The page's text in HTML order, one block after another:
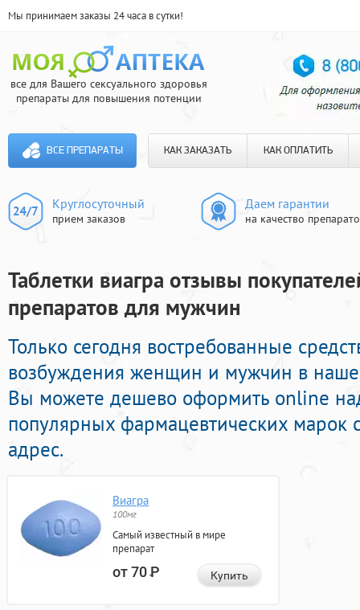
Мы принимаем заказы 24 часа в сутки!
все для Вашего сексуального здоровья
препараты для повышения потенции
ВСЕ ПРЕПАРАТЫ КАК ЗАКАЗАТЬ КАК ОПЛАТИТЬ
Круглосуточный
прием заказов
Даем гарантии
на качество
Таблетки виагра отзывы
препаратов для мужчин
Только сегодня востребованные
возбуждения женщин и мужчин в
Вы можете дешево оформить online
популярных фармацевтических марок
адрес.
Виагра
100мг
Самый известный в мире
препарат
от 70Р Купить